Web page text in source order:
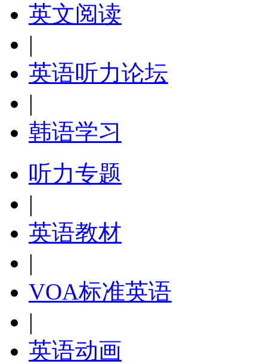
英文阅读
|
英语听力论坛
|
韩语学习
听力专题
|
英语教材
|
VOA标准英语
|
英语动画